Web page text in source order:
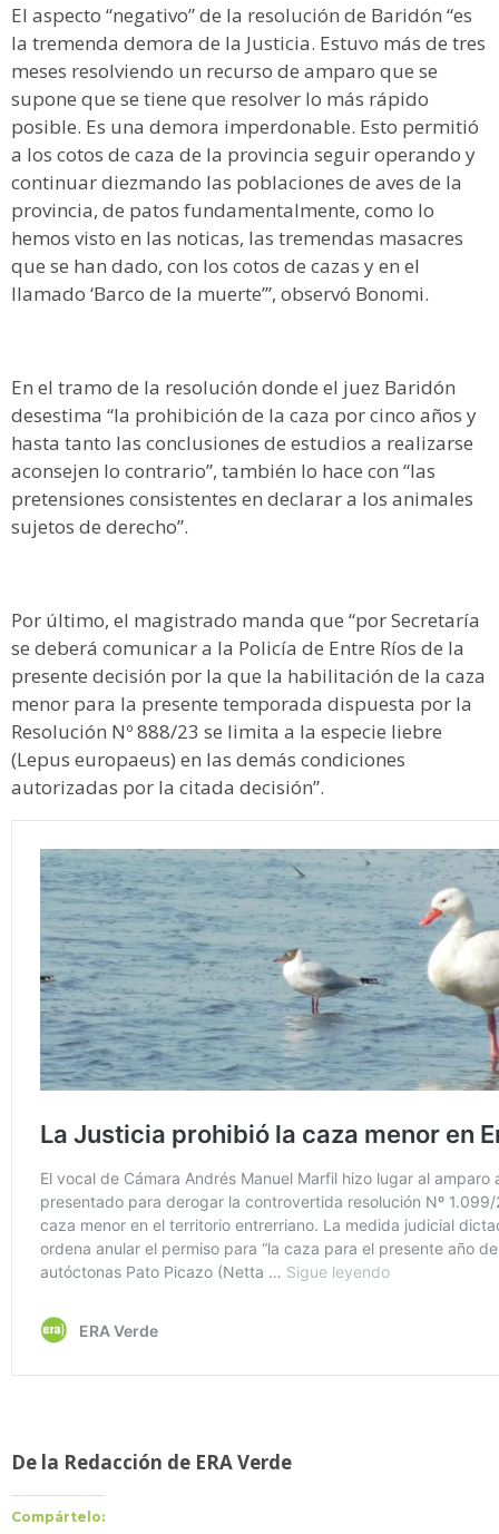
El aspecto “negativo” de la resolución de Baridón “es
la tremenda demora de la Justicia. Estuvo más de tres
meses resolviendo un recurso de amparo que se
supone que se tiene que resolver lo más rápido
posible. Es una demora imperdonable. Esto permitió
a los cotos de caza de la provincia seguir operando y
continuar diezmando las poblaciones de aves de la
provincia, de patos fundamentalmente, como lo
hemos visto en las noticas, las tremendas masacres
que se han dado, con los cotos de cazas y en el
llamado ‘Barco de la muerte’”, observó Bonomi.
En el tramo de la resolución donde el juez Baridón
desestima “la prohibición de la caza por cinco años y
hasta tanto las conclusiones de estudios a realizarse
aconsejen lo contrario”, también lo hace con “las
pretensiones consistentes en declarar a los animales
sujetos de derecho”.
Por último, el magistrado manda que “por Secretaría
se deberá comunicar a la Policía de Entre Ríos de la
presente decisión por la que la habilitación de la caza
menor para la presente temporada dispuesta por la
Resolución Nº 888/23 se limita a la especie liebre
(Lepus europaeus) en las demás condiciones
autorizadas por la citada decisión”.
De la Redacción de ERA Verde
Compártelo: